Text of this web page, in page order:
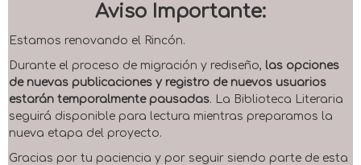
Aviso Importante:
Estamos renovando el Rincón.
Durante el proceso de migración y rediseño, las opciones
de nuevas publicaciones y registro de nuevos usuarios
estarán temporalmente pausadas. La Biblioteca Literaria
seguirá disponible para lectura mientras preparamos la
nueva etapa del proyecto.
Gracias por tu paciencia y por seguir siendo parte de esta